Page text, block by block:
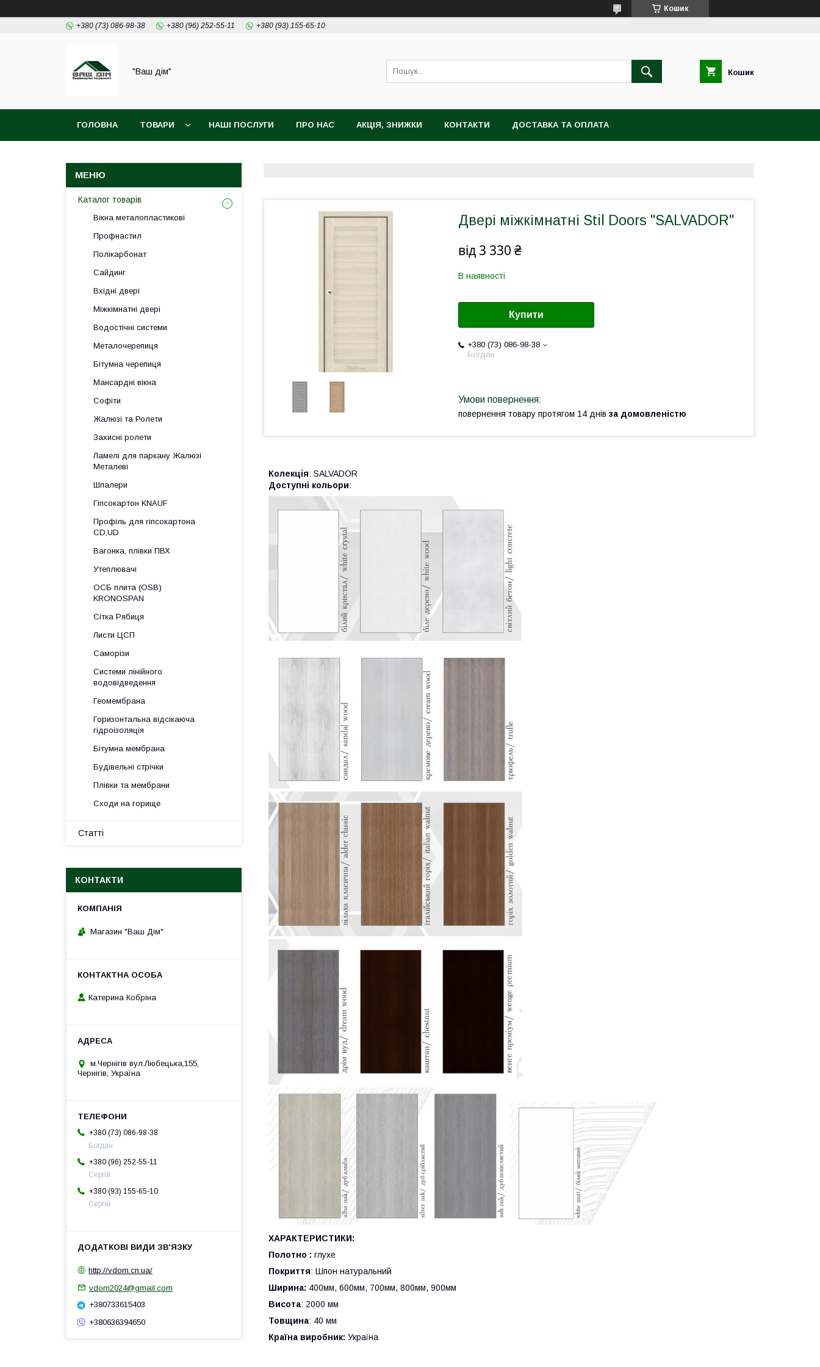
Кошик
+380 (73) 086-98-38 +380 (96) 252-55-11 +380 (93) 155-65-10
"Ваш дім" Кошик
ГОЛОВНА ТОВАРИ НАШІ ПОСЛУГИ ПРО НАС АКЦІЯ, ЗНИЖКИ КОНТАКТИ ДОСТАВКА ТА ОПЛАТА
Двері міжкімнатні Stil Doors "SALVADOR"
від 3 330 ₴
В наявності
Купити
+380 (73) 086-98-38
Богдан
повернення товару протягом 14 днів за домовленістю
Колекція: SALVADOR
Доступні кольори:
ХАРАКТЕРИСТИКИ:
Полотно : глухе
Покриття: Шпон натуральний
Ширина: 400мм, 600мм, 700мм, 800мм, 900мм
Висота: 2000 мм
Товщина: 40 мм
Країна виробник: Україна
Каталог товарів
Вікна металопластикові
Профнастил
Полікарбонат
Сайдинг
Вхідні двері
Міжкімнатні двері
Водостічні системи
Металочерепиця
Бітумна черепиця
Мансардні вікна
Софіти
Жалюзі та Ролети
Захисні ролети
Ламелі для паркану Жалюзі
Металеві
Шпалери
Гіпсокартон KNAUF
Профіль для гіпсокартона
CD,UD
Вагонка, плівки ПВХ
Утеплювачі
ОСБ плита (OSB)
KRONOSPAN
Сітка Рябиця
Листи ЦСП
Саморізи
Системи лінійного
водовідведення
Геомембрана
Горизонтальна відсікаюча
гідроізоляція
Бітумна мембрана
Будівельні стрічки
Плівки та мембрани
Сходи на горище
Статті
КОНТАКТИ
Магазин "Ваш Дім"
Катерина Кобріна
м.Чернігів вул.Любецька,155,
Чернігів, Україна
+380 (73) 086-98-38
Богдан
+380 (96) 252-55-11
Сергій
+380 (93) 155-65-10
Сергій
http://vdom.cn.ua/
vdom2024@gmail.com
+380733615403
+380636394650